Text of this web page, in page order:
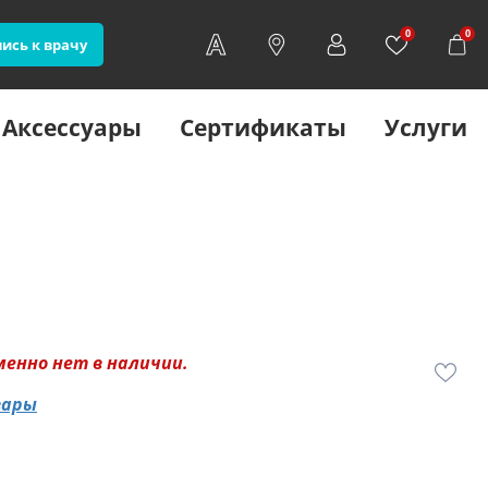
к врачу
0 0
Аксессуары Сертификаты Услуги
нет в наличии.